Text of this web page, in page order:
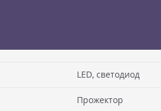
Стоимость доставки включаем в товар.
LED, светодиод
Прожектор